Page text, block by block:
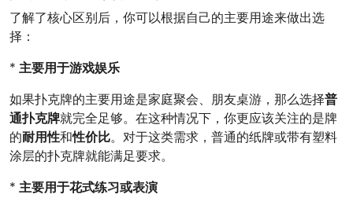
了解了核心区别后，你可以根据自己的主要用途来做出选
择：
* 主要用于游戏娱乐
如果扑克牌的主要用途是家庭聚会、朋友桌游，那么选择普
通扑克牌就完全足够。在这种情况下，你更应该关注的是牌
的耐用性和性价比。对于这类需求，普通的纸牌或带有塑料
涂层的扑克牌就能满足要求。
* 主要用于花式练习或表演